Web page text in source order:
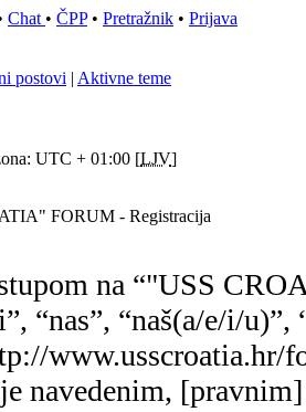
Chat • ČPP• Pretražnik • Prijava
postovi | Aktivne teme
UTC + 01:00 [LJV]
FORUM - Registracija
na “"USS
“nas”, “naš(a/e/i/
www.usscroatia.hr/
navedenim,